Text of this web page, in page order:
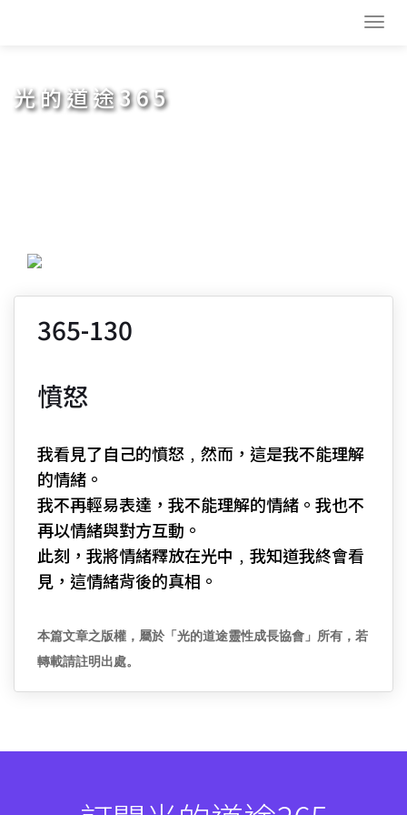
光的道途365
365-130
憤怒
我看見了自己的憤怒﹐然而，這是我不能理解
的情緒。
我不再輕易表達，我不能理解的情緒。我也不
再以情緒與對方互動。
此刻，我將情緒釋放在光中﹐我知道我終會看
見，這情緒背後的真相。
本篇文章之版權，屬於「光的道途靈性成長協會」所有，若
轉載請註明出處。